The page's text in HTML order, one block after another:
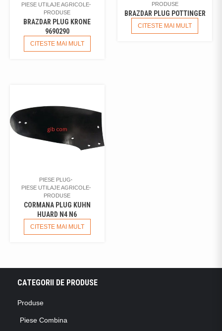
PIESE UTILAJE AGRICOLE
PRODUSE
BRAZDAR PLUG KRONE
9690290
CITESTE MAI MULT
PRODUSE
BRAZDAR PLUG POTTINGER
CITESTE MAI MULT
PIESE PLUG
PIESE UTILAJE AGRICOLE
PRODUSE
CORMANA PLUG KUHN
HUARD N4 N6
CITESTE MAI MULT
CATEGORII DE PRODUSE
Produse
Piese Combina